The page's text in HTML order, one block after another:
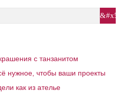
с танзанитом
нужное, чтобы ваши проекты
как из ателье